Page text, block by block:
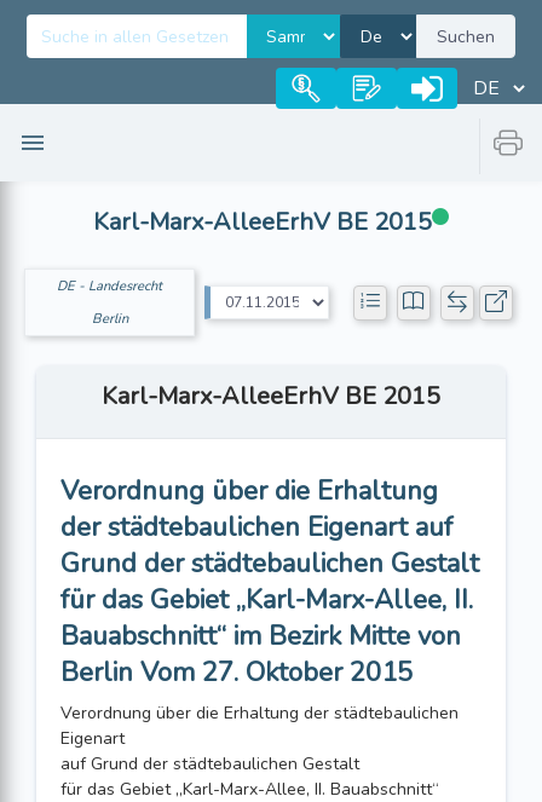
Suchen
Karl-Marx-AlleeErhV BE 2015
DE - Landesrecht
Berlin
Karl-Marx-AlleeErhV BE 2015
Verordnung über die Erhaltung
der städtebaulichen Eigenart auf
Grund der städtebaulichen Gestalt
für das Gebiet „Karl-Marx-Allee, II.
Bauabschnitt“ im Bezirk Mitte von
Berlin Vom 27. Oktober 2015
Verordnung über die Erhaltung der städtebaulichen
Eigenart
auf Grund der städtebaulichen Gestalt
für das Gebiet „Karl-Marx-Allee, II. Bauabschnitt“